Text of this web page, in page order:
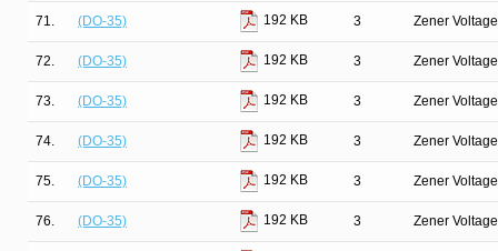
71. (DO-35) 192 KB 3 Zener
72. (DO-35) 192 KB 3 Zener
73. (DO-35) 192 KB 3 Zener
74. (DO-35) 192 KB 3 Zener
75. (DO-35) 192 KB 3 Zener
76. (DO-35) 192 KB 3 Zener